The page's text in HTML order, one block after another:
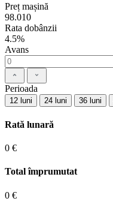
Preț mașină
98.010
Rata dobânzii
4.5%
Avans
Perioada
12 luni 24 luni 36 luni
Rată lunară
0 €
Total împrumutat
0 €